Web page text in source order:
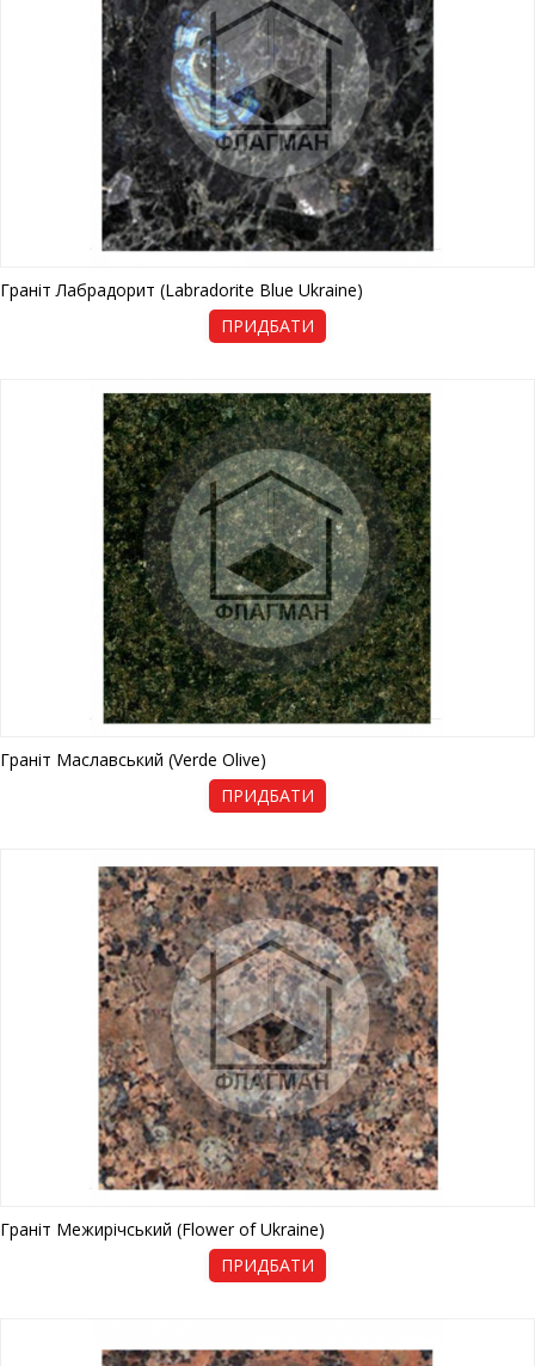
ПРИДБАТИ
Граніт Лабрадорит (Labradorite Blue Ukraine)
ПРИДБАТИ
Граніт Маславський (Verde Olive)
ПРИДБАТИ
Граніт Межирічський (Flower of Ukraine)